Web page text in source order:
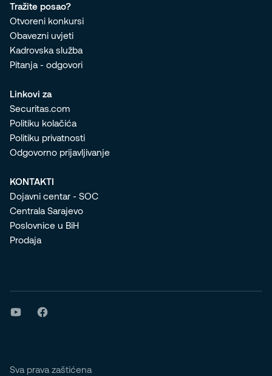
Tražite posao?
Otvoreni konkursi
Obavezni uvjeti
Kadrovska služba
Pitanja - odgovori
Linkovi za
Securitas.com
Politiku kolačića
Politiku privatnosti
Odgovorno prijavljivanje
KONTAKTI
Dojavni centar - SOC
Centrala Sarajevo
Poslovnice u BiH
Prodaja
Sva prava zaštićena